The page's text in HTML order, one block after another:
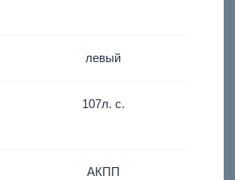
левый
107л. с.
АКПП